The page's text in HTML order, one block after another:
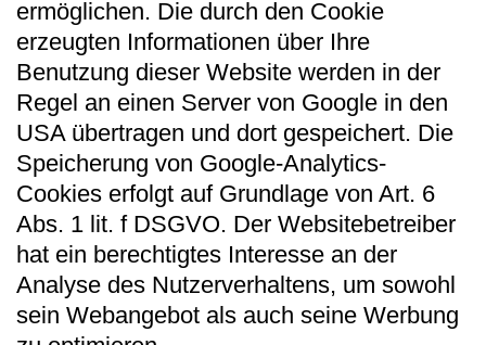
ermöglichen. Die durch den Cookie
erzeugten Informationen über Ihre
Benutzung dieser Website werden in der
Regel an einen Server von Google in den
USA übertragen und dort gespeichert. Die
Speicherung von Google-Analytics-
Cookies erfolgt auf Grundlage von Art. 6
Abs. 1 lit. f DSGVO. Der Websitebetreiber
hat ein berechtigtes Interesse an der
Analyse des Nutzerverhaltens, um sowohl
sein Webangebot als auch seine Werbung